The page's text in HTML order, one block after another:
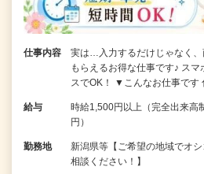
仕事内容
実は…入力するだけじゃなく
もらえるお得な仕事です♪ ス
スでOK！ ▼こんなお仕事です
給与
時給1,500円以上（完全出来高
円）
勤務地
新潟県等【ご希望の地域でオ
相談ください！】